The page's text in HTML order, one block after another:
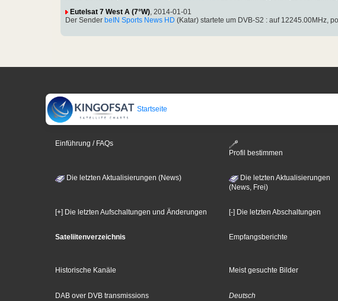
Eutelsat 7 West A (7°W) , 2014-01-01
Der Sender beIN Sports News HD (Katar) startete um DVB-S2 : auf 12245.00MHz,
Startseite
Einführung / FAQs
Profil bestimmen
Die letzten Aktualisierungen (News)
Die letzten Aktualisierungen
(News, Frei)
[+] Die letzten Aufschaltungen und Änderungen [-] Die letzten Abschaltungen
Sateliitenverzeichnis Empfangsberichte
Historische Kanäle Meist gesuchte Bilder
DAB over DVB transmissions Deutsch